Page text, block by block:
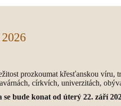
prozkoumat křesťanskou víru,
církvích, univerzitách,
se bude konat od úterý 22. září